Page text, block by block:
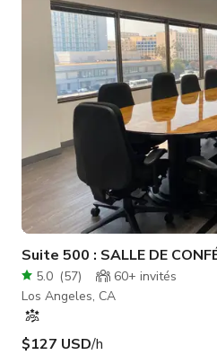
partagées dans le couloir. Nous sommes heureux de partager
notre studi
Suite 500 : SALLE DE
5.0 (57) 60+ invités
Los Angeles, CA
$127 USD/h